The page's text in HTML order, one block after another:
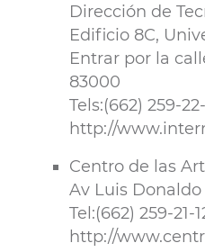
Dirección de
Edificio 8C,
Entrar por la
83000
Tels:(662) 259-
http://
Centro de las
Av Luis
Tel:(662) 259-21-
http://